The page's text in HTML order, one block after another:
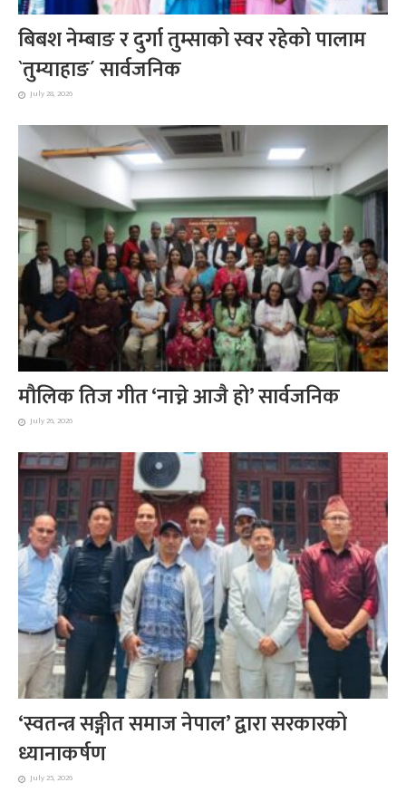
बिबश नेम्बाङ र दुर्गा तुम्साको स्वर रहेको पालाम
`तुम्याहाङ´ सार्वजनिक
July 28, 2026
मौलिक तिज गीत ‘नाच्ने आजै हो’ सार्वजनिक
July 26, 2026
‘स्वतन्त्र सङ्गीत समाज नेपाल’ द्वारा सरकारको
ध्यानाकर्षण
July 25, 2026